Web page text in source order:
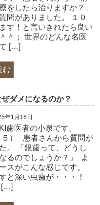
をしたら治りますか？」
問がありました。 １０
す！と言いきれたら良い
＾； 世界のどんな名医
[…]
む
ダメになるのか？
年1月16日
歯医者の小泉です。
５） 患者さんから質問が
。 「銀歯って、どうし
るのでしょうか？」 ​ よ
スがこんな感じです。
と深い虫歯が・・・！
[…]